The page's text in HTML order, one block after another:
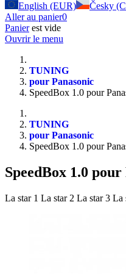
English (EUR)
Česky
Aller au panier0
Panierest vide
Ouvrir le menu
TUNING
pour Panasonic
SpeedBox 1.0 pour
TUNING
pour Panasonic
SpeedBox 1.0 pour
SpeedBox 1.0
La star 1 La star 2 La star 3 La